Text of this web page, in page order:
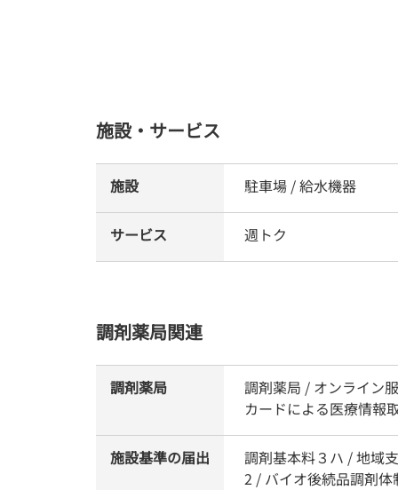
施設・サービス
施設 駐車場 / 給水機器
サービス 週トク
調剤薬局関連
調剤薬局
調剤薬局 / オンライン
カードによる医療情報
施設基準の届出
調剤基本料３ハ / 地域
2 / バイオ後続品調剤体